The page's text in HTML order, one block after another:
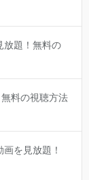
放題！無料の
料の視聴方法
を見放題！